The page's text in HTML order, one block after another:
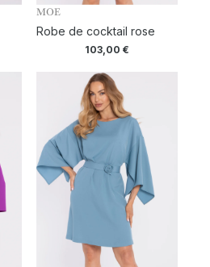
MOE
Robe de cocktail rose
103,00 €